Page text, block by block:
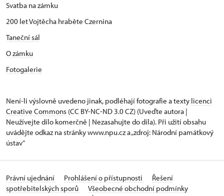
Svatba na zámku
200 let Vojtěcha hraběte Czernina
Taneční sál
O zámku
Fotogalerie
Není-li výslovně uvedeno jinak, podléhají fotografie a texty licenci
Creative Commons (CC BY-NC-ND 3.0 CZ) (Uveďte autora |
Neužívejte dílo komerčně | Nezasahujte do díla). Při užití obsahu
uvádějte odkaz na stránky www.npu.cz a „zdroj: Národní památkový
ústav“
Právní ujednání Prohlášení o přístupnosti
Řešení
spotřebitelských sporů
Všeobecné obchodní podmínky